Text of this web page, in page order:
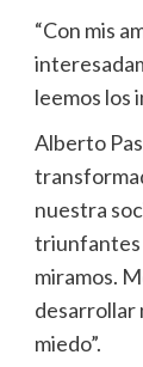
“Con mis
leemos los
Alberto
nuestra
triunfantes
miramos.
desarrollar
miedo”.